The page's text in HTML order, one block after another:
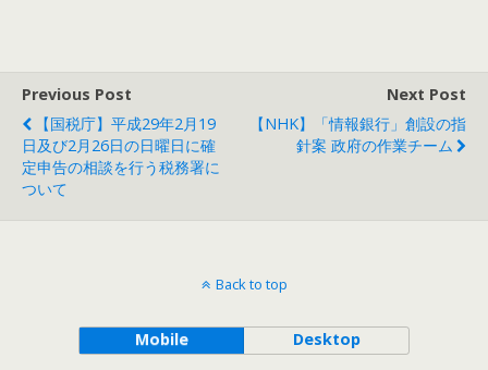
Previous Post
【国税庁】平成29年2月19
日及び2月26日の日曜日に確
定申告の相談を行う税務署に
ついて
Next Post
【NHK】「情報銀行」創設の指
針案 政府の作業チーム
Back to top
Mobile Desktop